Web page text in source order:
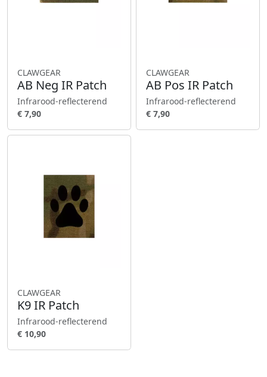
CLAWGEAR
AB Neg IR Patch
Infrarood-reflecterend
€ 7,90
CLAWGEAR
AB Pos IR Patch
Infrarood-reflecterend
€ 7,90
CLAWGEAR
K9 IR Patch
Infrarood-reflecterend
€ 10,90